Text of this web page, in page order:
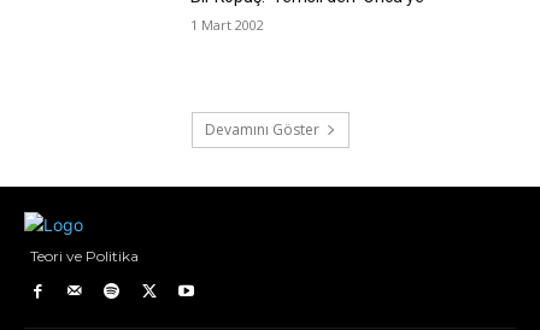
1 Mart 2002
Devamını Göster
Teori ve Politika